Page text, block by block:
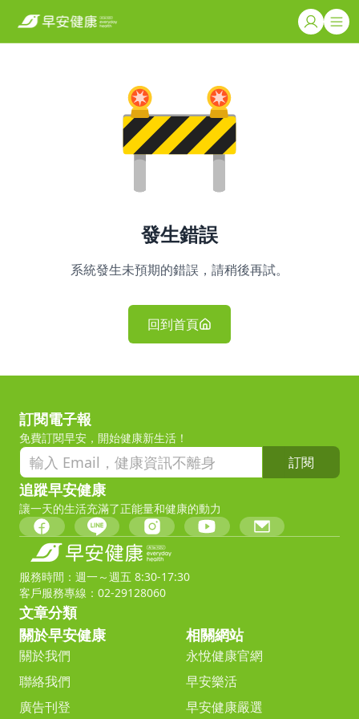
發生錯誤
系統發生未預期的錯誤，請稍後再試。
回到首頁
訂閱電子報
免費訂閱早安，開始健康新生活！
訂閱
追蹤早安健康
讓一天的生活充滿了正能量和健康的動力
服務時間：週一～週五 8:30-17:30
客戶服務專線：02-29128060
文章分類
關於早安健康
關於我們
聯絡我們
廣告刊登
相關網站
永悅健康官網
早安樂活
早安健康嚴選